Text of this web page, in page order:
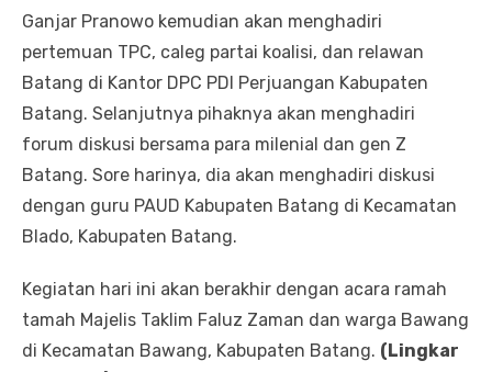
Ganjar Pranowo kemudian akan menghadiri
pertemuan TPC, caleg partai koalisi, dan relawan
Batang di Kantor DPC PDI Perjuangan Kabupaten
Batang. Selanjutnya pihaknya akan menghadiri
forum diskusi bersama para milenial dan gen Z
Batang. Sore harinya, dia akan menghadiri diskusi
dengan guru PAUD Kabupaten Batang di Kecamatan
Blado, Kabupaten Batang.
Kegiatan hari ini akan berakhir dengan acara ramah
tamah Majelis Taklim Faluz Zaman dan warga Bawang
di Kecamatan Bawang, Kabupaten Batang. (Lingkar